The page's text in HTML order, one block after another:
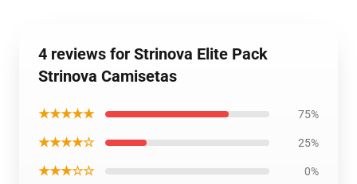
4 reviews for Strinova Elite Pack
Strinova Camisetas
★★★★★ 75%
★★★★☆ 25%
★★★☆☆ 0%